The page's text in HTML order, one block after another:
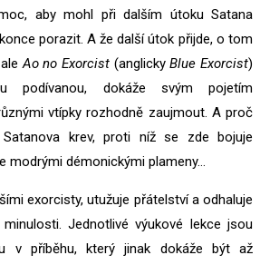
aby mohl při dalším útoku Satana
porazit. A že další útok přijde, o tom
aleAo no Exorcist (anglickyBlue Exorcist)
podívanou, dokáže svým pojetím
vtípky rozhodně zaujmout. A proč
Satanova krev, proti níž se zde bojuje
modrými démonickými plameny…
exorcisty, utužuje přátelství a odhaluje
Jednotlivé výukové lekce jsou
v příběhu, který jinak dokáže být až